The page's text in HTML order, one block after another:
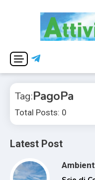
Attivismo.info
Tag:PagoPa
Total Posts: 0
Latest Post